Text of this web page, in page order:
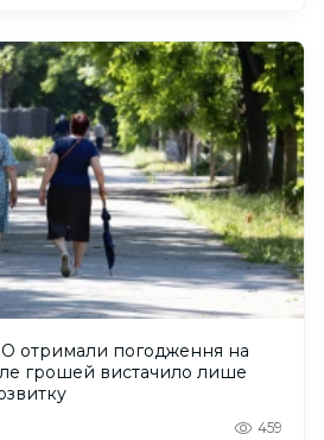
отримали погодження на
грошей вистачило лише
459